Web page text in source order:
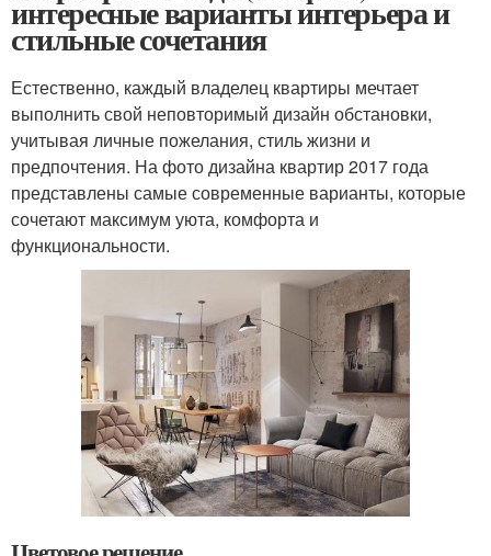
интересные варианты интерьера и
стильные сочетания
Естественно, каждый владелец квартиры мечтает
выполнить свой неповторимый дизайн обстановки,
учитывая личные пожелания, стиль жизни и
предпочтения. На фото дизайна квартир 2017 года
представлены самые современные варианты, которые
сочетают максимум уюта, комфорта и
функциональности.